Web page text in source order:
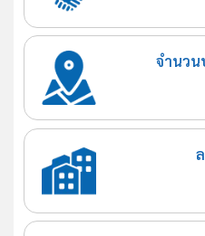
จำนวน